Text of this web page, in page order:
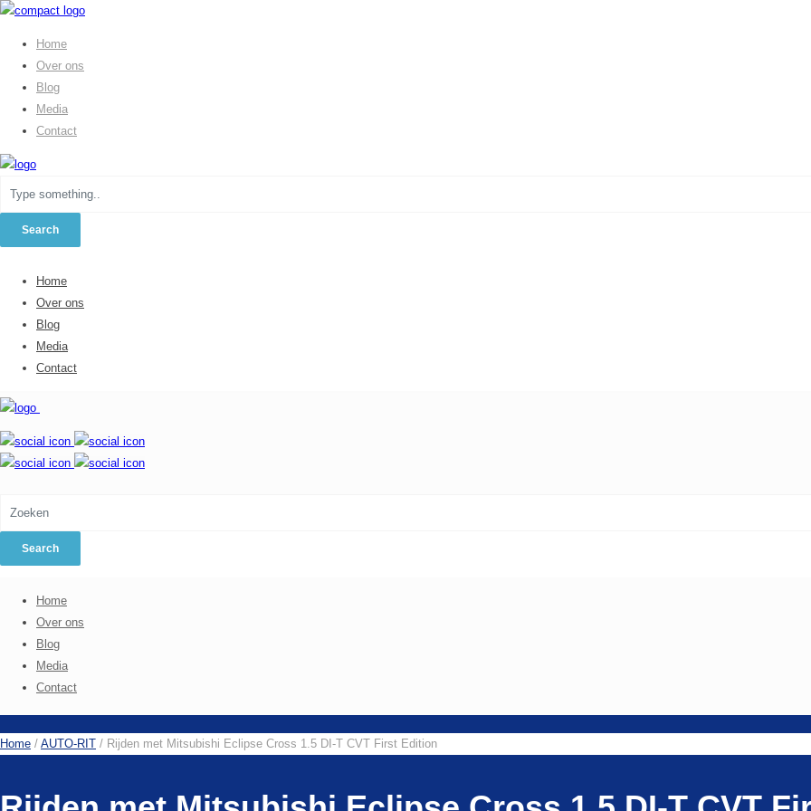
Home
Over ons
Blog
Media
Contact
Home
Over ons
Blog
Media
Contact
Home
Over ons
Blog
Media
Contact
Home / AUTO-RIT / Rijden met Mitsubishi Eclipse Cross 1.5 DI-T CVT First Edition